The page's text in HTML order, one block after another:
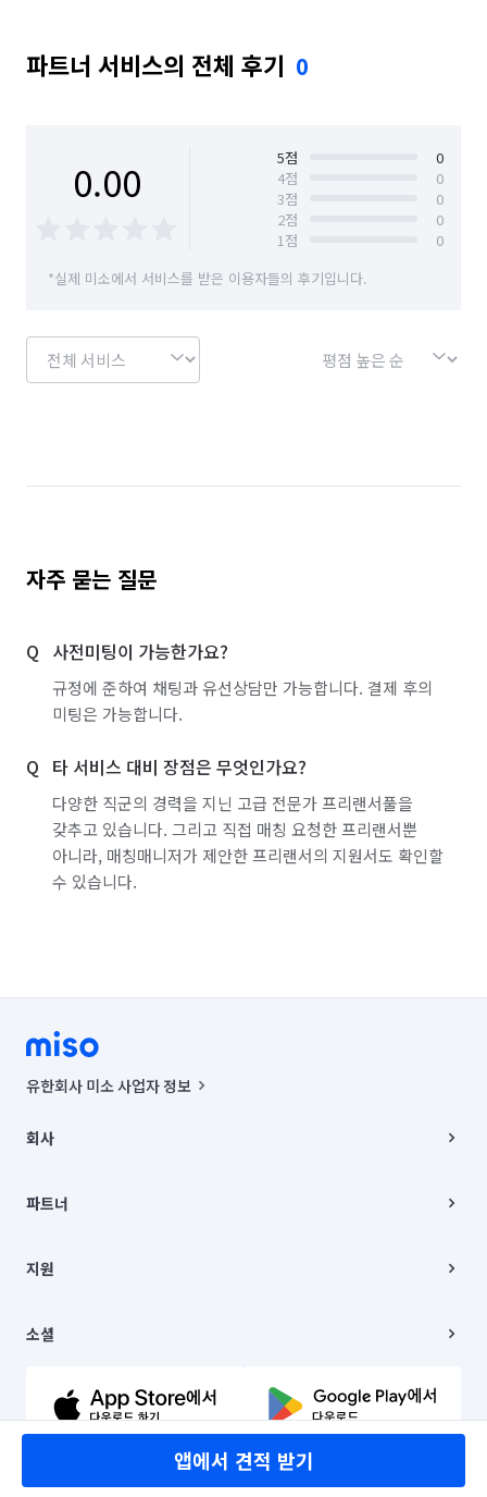
파트너 서비스의 전체 후기 0
0.00 5점
0
4점
0
3점
0
2점
0
1점
0
*실제 미소에서 서비스를 받은 이용자들의 후기입니다.
자주 묻는 질문
사전미팅이 가능한가요?
규정에 준하여 채팅과 유선상담만 가능합니다. 결제 후의
미팅은 가능합니다.
타 서비스 대비 장점은 무엇인가요?
다양한 직군의 경력을 지닌 고급 전문가 프리랜서풀을
갖추고 있습니다. 그리고 직접 매칭 요청한 프리랜서뿐
아니라, 매칭매니저가 제안한 프리랜서의 지원서도 확인할
수 있습니다.
앱에서 견적 받기
유한회사 미소 사업자 정보
00019 |
주소 | 본사: 서울특별시 종로구 율곡로 6(중학동, 트윈트리빌딩) B동 5층
컨택센터 : 서울특별시 종로구 수송동 율곡로 24, 7층, 8층 미소
상품, 상품정보, 거래에 관한 의무와 책임은 거래당사자에게 있습니다.
언론 보도 관련 문의:
© 유한회사 미소. Miso, Inc. All Rights Reserved.
회사
채용
파트너
이사
지원
이용약관
문의하기
소셜
유튜브